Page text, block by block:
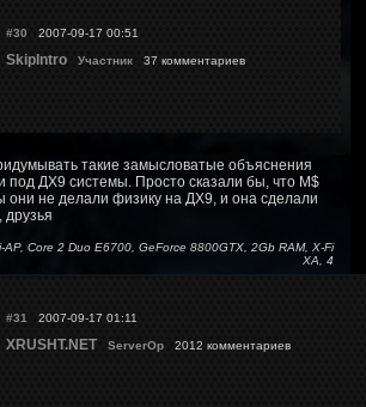
#30 2007-09-17 00:51
SkipIntro Участник 37 комментариев
такие замысловатые объяснения
под ДХ9 системы. Просто сказали бы, что M$
они не делали физику на ДХ9, и она сделали
друзья
AP, Core 2 Duo E6700, GeForce 8800GTX, 2Gb RAM, X-Fi
XA, 4
#31 2007-09-17 01:11
XRUSHT.NET ServerOp 2012 комментариев